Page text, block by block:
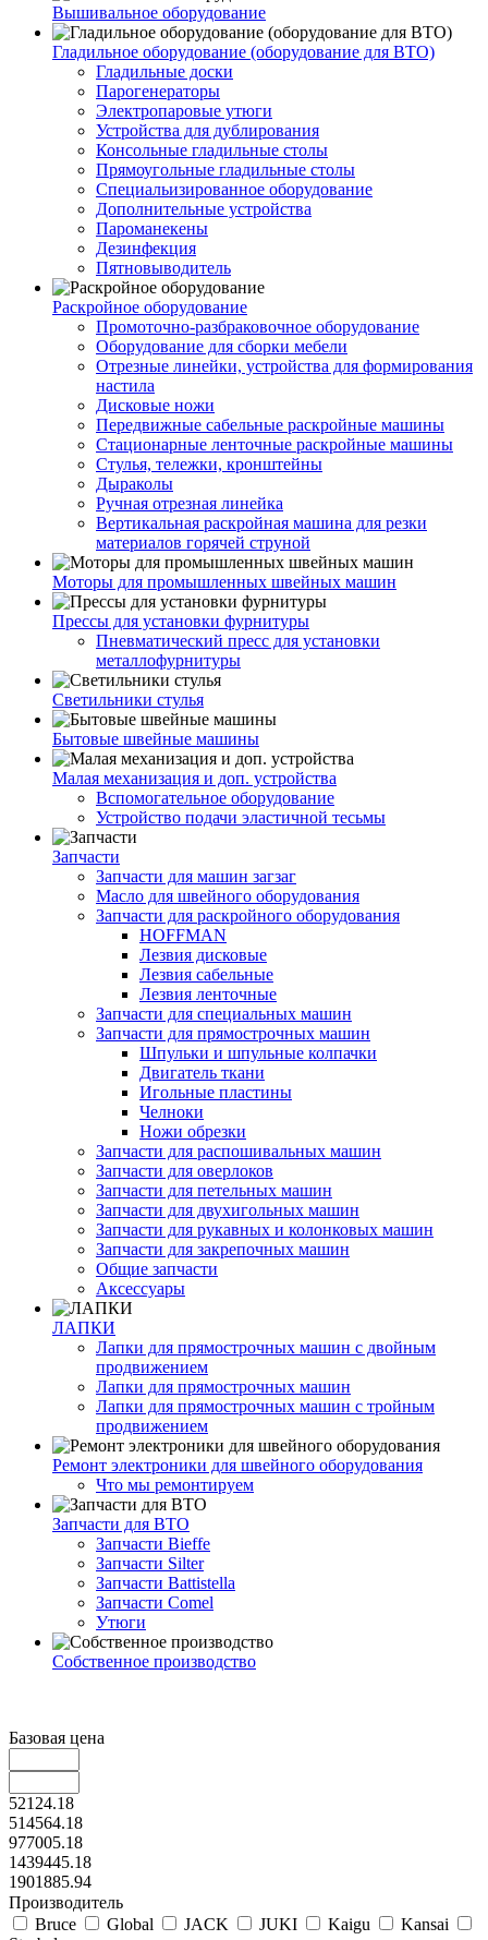
Вышивальное оборудование
Гладильное оборудование (оборудование для ВТО)
Гладильные доски
Парогенераторы
Электропаровые утюги
Устройства для дублирования
Консольные гладильные столы
Прямоугольные гладильные столы
Специальизированное оборудование
Дополнительные устройства
Пароманекены
Дезинфекция
Пятновыводитель
Раскройное оборудование
Промоточно-разбраковочное оборудование
Оборудование для сборки мебели
Отрезные линейки, устройства для формирования
настила
Дисковые ножи
Передвижные сабельные раскройные машины
Стационарные ленточные раскройные машины
Стулья, тележки, кронштейны
Дыраколы
Ручная отрезная линейка
Вертикальная раскройная машина для резки
материалов горячей струной
Моторы для промышленных швейных машин
Прессы для установки фурнитуры
Пневматический пресс для установки
металлофурнитуры
Светильники стулья
Бытовые швейные машины
Малая механизация и доп. устройства
Вспомогательное оборудование
Устройство подачи эластичной тесьмы
Запчасти
Запчасти для машин загзаг
Масло для швейного оборудования
Запчасти для раскройного оборудования
HOFFMAN
Лезвия дисковые
Лезвия сабельные
Лезвия ленточные
Запчасти для специальных машин
Запчасти для прямострочных машин
Шпульки и шпульные колпачки
Двигатель ткани
Игольные пластины
Челноки
Ножи обрезки
Запчасти для распошивальных машин
Запчасти для оверлоков
Запчасти для петельных машин
Запчасти для двухигольных машин
Запчасти для рукавных и колонковых машин
Запчасти для закрепочных машин
Общие запчасти
Аксессуары
ЛАПКИ
Лапки для прямострочных машин с двойным
продвижением
Лапки для прямострочных машин
Лапки для прямострочных машин с тройным
продвижением
Ремонт электроники для швейного оборудования
Что мы ремонтируем
Запчасти для ВТО
Запчасти Bieffe
Запчасти Silter
Запчасти Battistella
Запчасти Comel
Утюги
Собственное производство
Базовая цена
52124.18
514564.18
977005.18
1439445.18
1901885.94
Производитель
Bruce
Global JACK JUKI Kaigu
Kansai